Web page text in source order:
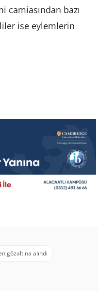
camiasından bazı
ise eylemlerin
gözaltına alındı